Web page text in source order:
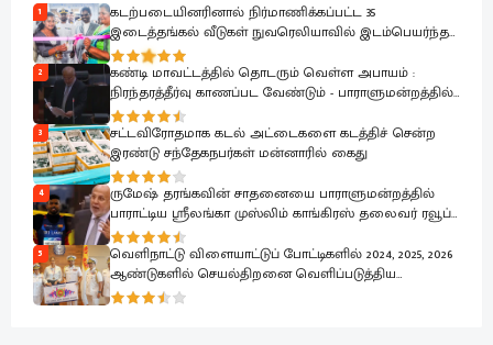
1
கடற்படையினரினால் நிர்மாணிக்கப்பட்ட 35
இடைத்தங்கல் வீடுகள் நுவரெலியாவில் இடம்பெயர்ந்த
குடும்பங்களிடம் கையளிப்பு
2
கண்டி மாவட்டத்தில் தொடரும் வெள்ள அபாயம் :
நிரந்தரத்தீர்வு காணப்பட வேண்டும் - பாராளுமன்றத்தில்
ரவூப் ஹக்கீம் வலியுறுத்தல்
3
சட்டவிரோதமாக கடல் அட்டைகளை கடத்திச் சென்ற
இரண்டு சந்தேகநபர்கள் மன்னாரில் கைது
4
ருமேஷ் தரங்கவின் சாதனையை பாராளுமன்றத்தில்
பாராட்டிய ஸ்ரீலங்கா முஸ்லிம் காங்கிரஸ் தலைவர் ரவூப்
ஹக்கீம்
5
வெளிநாட்டு விளையாட்டுப் போட்டிகளில் 2024, 2025, 2026
ஆண்டுகளில் செயல்திறனை வெளிப்படுத்திய
கடற்படை வீரர்கள் கௌரவிப்பு